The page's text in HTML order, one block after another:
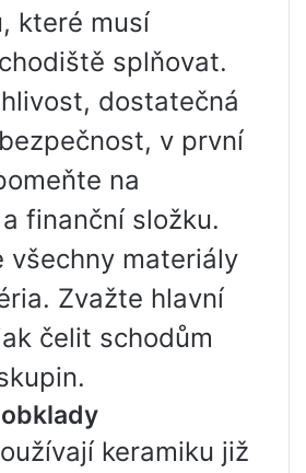
které musí
splňovat.
dostatečná
v první
na
finanční složku.
všechny materiály
Zvažte hlavní
čelit schodům
keramiku již